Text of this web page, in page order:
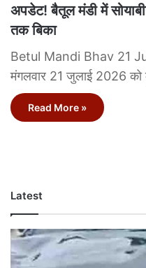
अपडेट! बैतूल मंडी में
तक बिका
Betul Mandi Bhav 21
मंगलवार 21 जुलाई 2026
Read More »
Latest
Betul
RTO
Vehicle